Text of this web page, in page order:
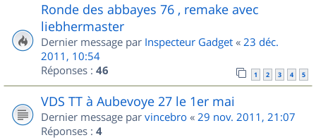
Ronde des abbayes 76 , remake avec
liebhermaster
Dernier message par Inspecteur Gadget « 23 déc.
2011, 10:54
Réponses : 46 1 2 3 4 5
VDS TT à Aubevoye 27 le 1er mai
Dernier message par vincebro « 29 nov. 2011, 21:07
Réponses : 4